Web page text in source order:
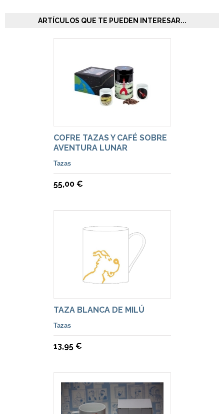
ARTÍCULOS QUE TE PUEDEN INTERESAR...
COFRE TAZAS Y CAFÉ SOBRE
AVENTURA LUNAR
Tazas
55,00 €
TAZA BLANCA DE MILÚ
Tazas
13,95 €